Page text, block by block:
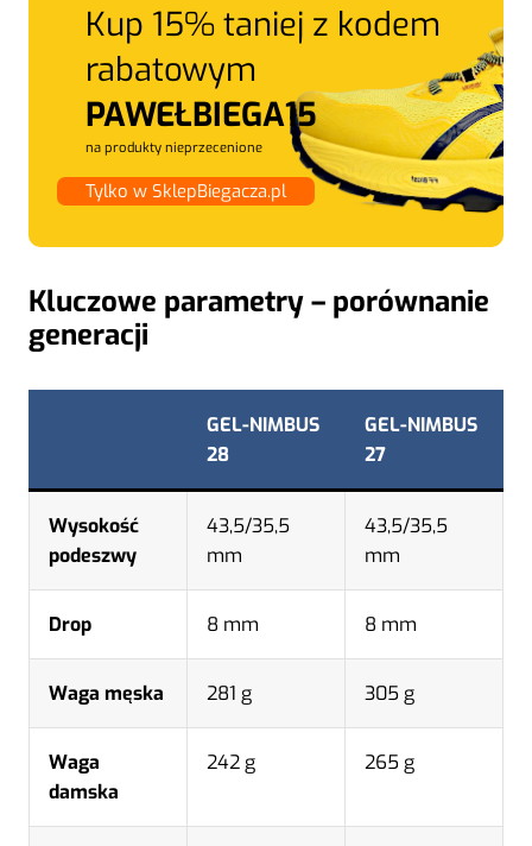
Kup 15% taniej z kodem
rabatowym
PAWEŁBIEGA15
na produkty nieprzecenione
Tylko w SklepBiegacza.pl
Kluczowe parametry – porównanie
generacji
GEL-NIMBUS
28
GEL-NIMBUS
27
Wysokość
podeszwy
43,5/35,5
mm
43,5/35,5
mm
Drop 8 mm 8 mm
Waga męska 281 g 305 g
Waga
damska
242 g 265 g